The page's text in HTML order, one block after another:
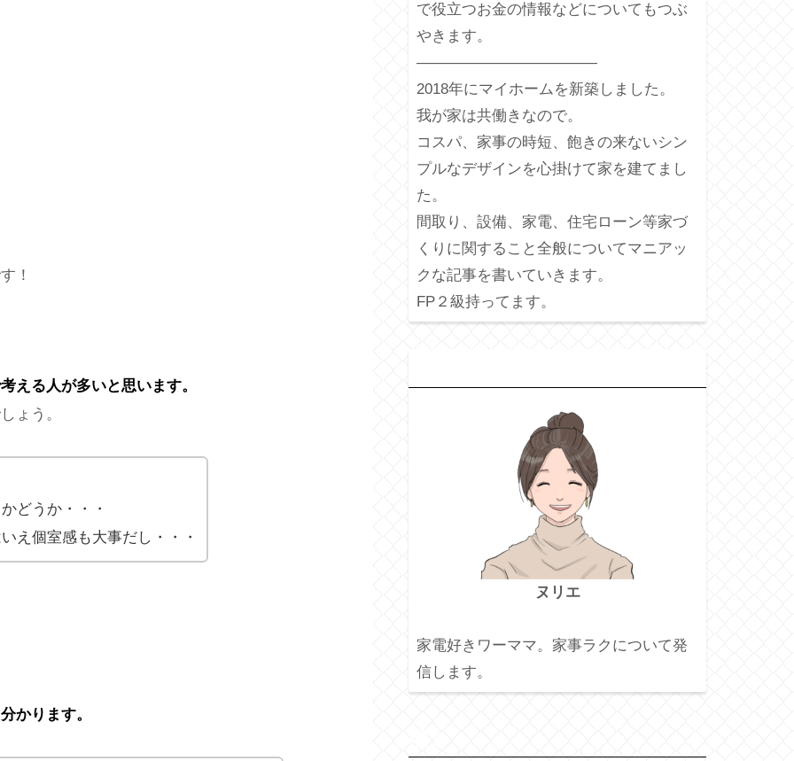
！
える人が多いと思います。
ょう。
どうか・・・
え個室感も大事だし・・・
かります。
で役立つお金の情報などについてもつぶ
やきます。
————————————
2018年にマイホームを新築しました。
我が家は共働きなので。
コスパ、家事の時短、飽きの来ないシン
プルなデザインを心掛けて家を建てまし
た。
間取り、設備、家電、住宅ローン等家づ
くりに関すること全般についてマニアッ
クな記事を書いていきます。
FP２級持ってます。
ヌリエ
家電好きワーママ。家事ラクについて発
信します。